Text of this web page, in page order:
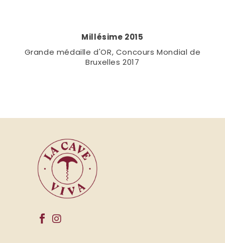
Millésime 2015
Grande médaille d'OR, Concours Mondial de
Bruxelles 2017